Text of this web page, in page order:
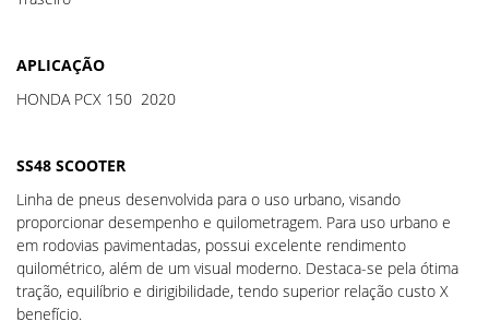
APLICAÇÃO
HONDA PCX 150 2020
SS48 SCOOTER
Linha de pneus desenvolvida para o uso urbano, visando
proporcionar desempenho e quilometragem. Para uso urbano e
em rodovias pavimentadas, possui excelente rendimento
quilométrico, além de um visual moderno. Destaca-se pela ótima
tração, equilíbrio e dirigibilidade, tendo superior relação custo X
benefício.